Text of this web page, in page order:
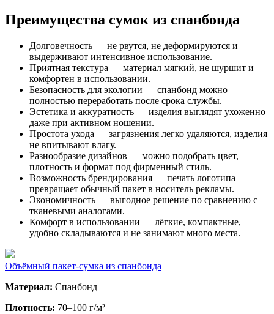
Преимущества сумок из спанбонда
Долговечность — не рвутся, не деформируются и
выдерживают интенсивное использование.
Приятная текстура — материал мягкий, не шуршит и
комфортен в использовании.
Безопасность для экологии — спанбонд можно
полностью переработать после срока службы.
Эстетика и аккуратность — изделия выглядят ухоженно
даже при активном ношении.
Простота ухода — загрязнения легко удаляются, изделия
не впитывают влагу.
Разнообразие дизайнов — можно подобрать цвет,
плотность и формат под фирменный стиль.
Возможность брендирования — печать логотипа
превращает обычный пакет в носитель рекламы.
Экономичность — выгодное решение по сравнению с
тканевыми аналогами.
Комфорт в использовании — лёгкие, компактные,
удобно складываются и не занимают много места.
Объёмный пакет-сумка из спанбонда
Материал: Спанбонд
Плотность: 70–100 г/м²